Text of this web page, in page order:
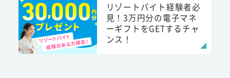
リゾートバイト経験者必
見！3万円分の電子マネ
ーギフトをGETするチャ
ンス！